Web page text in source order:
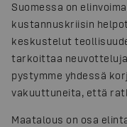
Suomessa on
kustannuskriisin
keskustelut
tarkoittaa
pystymme yhdessä
vakuuttuneita, että
Maatalous on osa